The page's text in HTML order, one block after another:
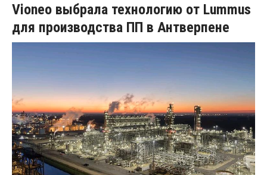
Vioneo выбрала технологию от Lummus
для производства ПП в Антверпене